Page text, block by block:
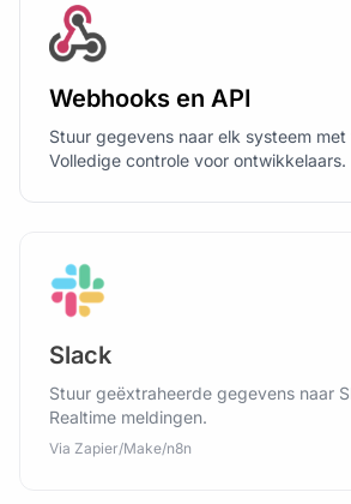
Webhooks en API
Stuur gegevens naar elk systeem met
Volledige controle voor ontwikkelaars.
Slack
Stuur geëxtraheerde gegevens naar
Realtime meldingen.
Via Zapier/Make/n8n